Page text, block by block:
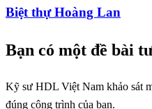
Biệt thự Hoàng Lan
Bạn có một đề bài
Kỹ sư HDL Việt Nam khảo sát
đúng công trình của bạn.